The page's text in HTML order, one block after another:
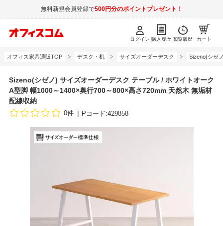
無料新規会員登録で500円分のポイントプレゼント！
ログイン 購入履歴 閲覧履歴 カート
オフィス家具通販TOP デスク・机 サイズオーダーデスク Sizeno(シゼ
Sizeno(シゼノ) サイズオーダーデスク テーブル / ホワイトオーク
A型脚 幅1000～1400×奥行700～800×高さ720mm 天然木 無垢材
配線収納
0件 Pコード:429858